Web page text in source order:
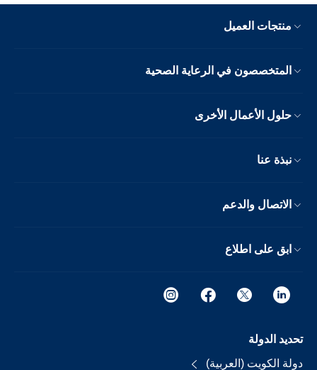
منتجات العميل
المتخصصون في الرعاية الصحية
حلول الأعمال الأخرى
نبذة عنا
الاتصال والدعم
ابق على اطلاع
تحديد الدولة
دولة الكويت (العربية)